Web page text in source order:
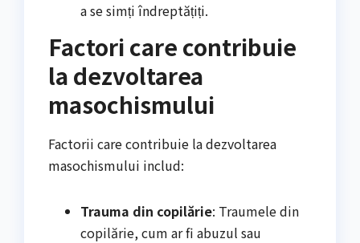
a se simți îndreptățiți.
Factori care contribuie
la dezvoltarea
masochismului
Factorii care contribuie la dezvoltarea
masochismului includ:
Trauma din copilărie: Traumele din
copilărie, cum ar fi abuzul sau